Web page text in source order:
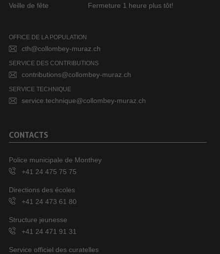
Veille de fête Fermeture 1 heure plus tôt!
OFFICE DE LA POPULATION
cth@collombey-muraz.ch
SERVICE DES CONTRIBUTIONS
contributions@collombey-muraz.ch
SERVICE TECHNIQUE
service.technique@collombey-muraz.ch
CONTACTS
Police municipale de Monthey
+41 24 475 75 75
Directions des écoles
+41 24 473 61 80
Structure jeunesse
+41 24 471 91 31
Service officiel des curatelles